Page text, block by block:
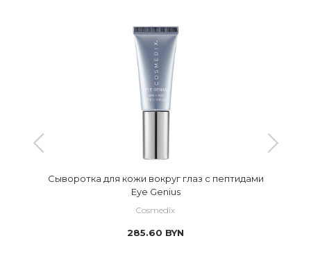
Сыворотка для кожи вокруг глаз с пептидами
Eye Genius
Cosmedix
285.60 BYN